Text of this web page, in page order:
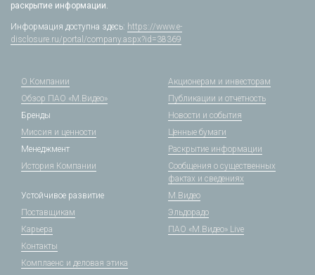
раскрытие информации.
Информация доступна здесь: https://www.e-
disclosure.ru/portal/company.aspx?id=38369
О Компании
Обзор ПАО «М.Видео»
Бренды
Миссия и ценности
Менеджмент
История Компании
Акционерам и инвесторам
Публикации и отчетность
Новости и события
Ценные бумаги
Раскрытие информации
Сообщения о существенных
фактах и сведениях
Устойчивое развитие
Поставщикам
Карьера
Контакты
Комплаенс и деловая этика
М.Видео
Эльдорадо
ПАО «М.Видео» Live